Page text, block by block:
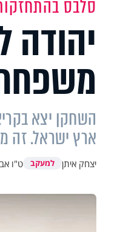
סלבס
יהודה
השחקן יצא
ארץ ישראל. זה
יצחק איתן למעקב ט"ו